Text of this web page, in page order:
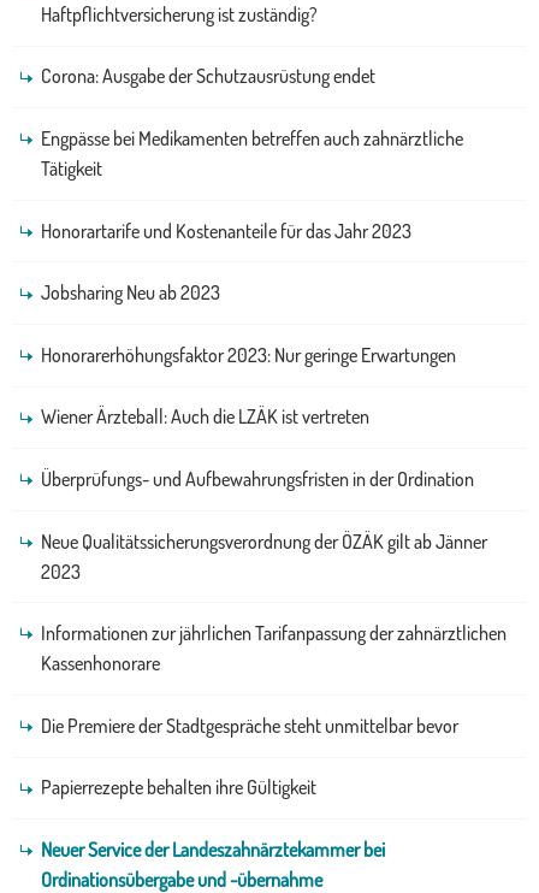
Haftpflichtversicherung ist zuständig?
Corona: Ausgabe der Schutzausrüstung endet
Engpässe bei Medikamenten betreffen auch zahnärztliche
Tätigkeit
Honorartarife und Kostenanteile für das Jahr 2023
Jobsharing Neu ab 2023
Honorarerhöhungsfaktor 2023: Nur geringe Erwartungen
Wiener Ärzteball: Auch die LZÄK ist vertreten
Überprüfungs- und Aufbewahrungsfristen in der Ordination
Neue Qualitätssicherungsverordnung der ÖZÄK gilt ab Jänner
2023
Informationen zur jährlichen Tarifanpassung der zahnärztlichen
Kassenhonorare
Die Premiere der Stadtgespräche steht unmittelbar bevor
Papierrezepte behalten ihre Gültigkeit
Neuer Service der Landeszahnärztekammer bei
Ordinationsübergabe und -übernahme